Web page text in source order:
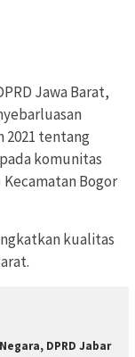
Jawa Barat,
2021 tentang
komunitas
Bogor
kualitas
DPRD Jabar